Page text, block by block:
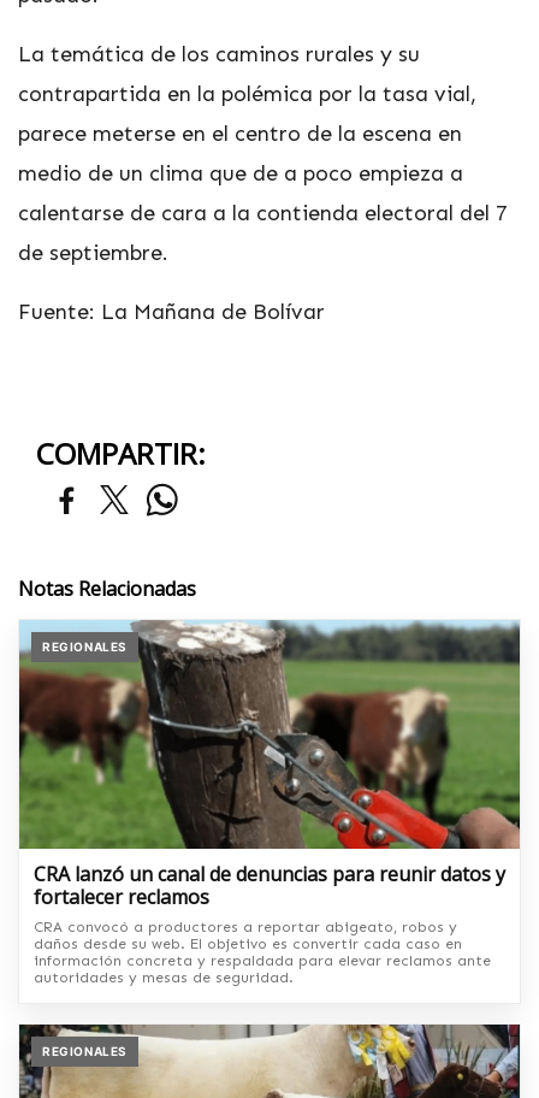
La temática de los caminos rurales y su
contrapartida en la polémica por la tasa vial,
parece meterse en el centro de la escena en
medio de un clima que de a poco empieza a
calentarse de cara a la contienda electoral del 7
de septiembre.
Fuente: La Mañana de Bolívar
COMPARTIR:
Notas Relacionadas
REGIONALES
CRA lanzó un canal de denuncias para reunir datos y
fortalecer reclamos
CRA convocó a productores a reportar abigeato, robos y
daños desde su web. El objetivo es convertir cada caso en
información concreta y respaldada para elevar reclamos ante
autoridades y mesas de seguridad.
REGIONALES